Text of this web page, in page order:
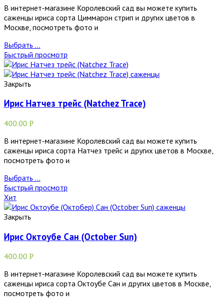
В интернет-магазине Королевский сад вы можете купить
саженцы ириса сорта Циммарон стрип и других цветов в
Москве, посмотреть фото и
Выбрать ...
Быстрый просмотр
Закрыть
Ирис Натчез трейс (Natchez Trace)
400.00 Р
В интернет-магазине Королевский сад вы можете купить
саженцы ириса сорта Натчез трейс и других цветов в Москве,
посмотреть фото и
Выбрать ...
Быстрый просмотр
Хит
Закрыть
Ирис Октоубе Сан (October Sun)
400.00 Р
В интернет-магазине Королевский сад вы можете купить
саженцы ириса сорта Октоубе Сан и других цветов в Москве,
посмотреть фото и